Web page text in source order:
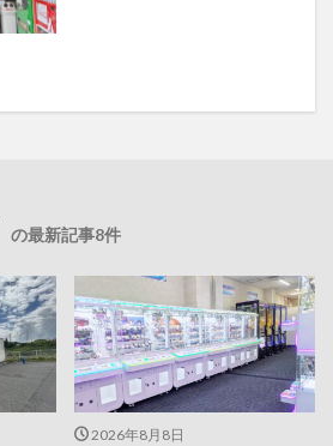
の最新記事8件
2026年8月8日